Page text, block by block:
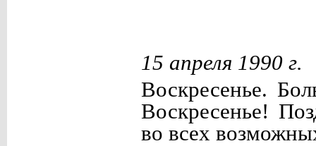
15 апреля 1990 г.
Воскресенье.
Воскресенье!
во всех